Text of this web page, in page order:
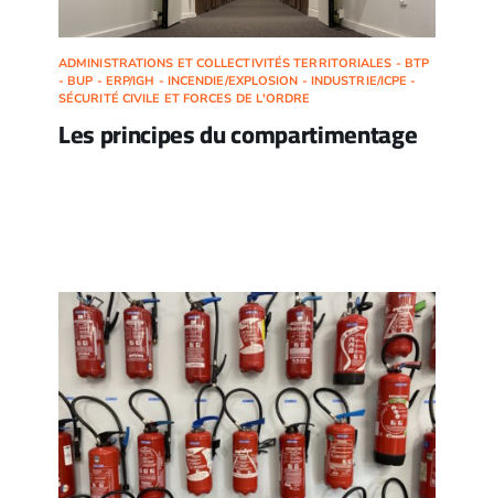
ADMINISTRATIONS ET COLLECTIVITÉS TERRITORIALES - BTP
- BUP - ERP/IGH - INCENDIE/EXPLOSION - INDUSTRIE/ICPE -
SÉCURITÉ CIVILE ET FORCES DE L'ORDRE
Les principes du compartimentage